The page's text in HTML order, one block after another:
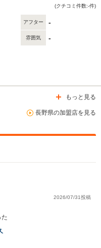
(クチコミ件数:-件)
アフター -
雰囲気 -
もっと見る
長野県の加盟店を見る
2026/07/31投稿